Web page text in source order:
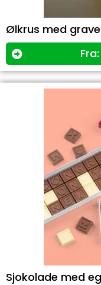
Ølkrus med
Fra:
Sjokolade med